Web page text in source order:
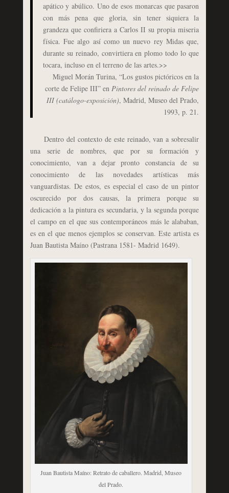
apático y abúlico. Uno de esos monarcas que pasaron
con más pena que gloria, sin tener siquiera la
grandeza que confiriera a Carlos II su propia miseria
física. Fue algo así como un nuevo rey Midas que,
durante su reinado, convirtiera en plomo todo lo que
tocara, incluso en el terreno de las artes.>>
Miguel Morán Turina, “Los gustos pictóricos en la
corte de Felipe III” en Pintores del reinado de Felipe
III (catálogo-exposición), Madrid, Museo del Prado,
1993, p. 21.
Dentro del contexto de este reinado, van a sobresalir
una serie de nombres, que por su formación y
conocimiento, van a dejar pronto constancia de su
conocimiento de las novedades artísticas más
vanguardistas. De estos, es especial el caso de un pintor
oscurecido por dos causas, la primera porque su
dedicación a la pintura es secundaria, y la segunda porque
el campo en el que sus contemporáneos más le alababan,
es en el que menos ejemplos se conservan. Este artista es
Juan Bautista Maíno (Pastrana 1581- Madrid 1649).
Juan Bautista Maíno: Retrato de caballero. Madrid, Museo
del Prado.